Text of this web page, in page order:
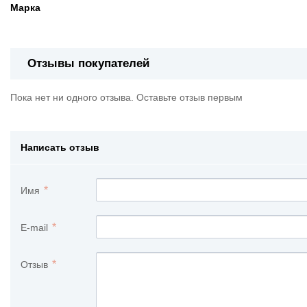
Марка
Отзывы покупателей
Пока нет ни одного отзыва. Оставьте отзыв первым
Написать отзыв
Имя
E-mail
Отзыв